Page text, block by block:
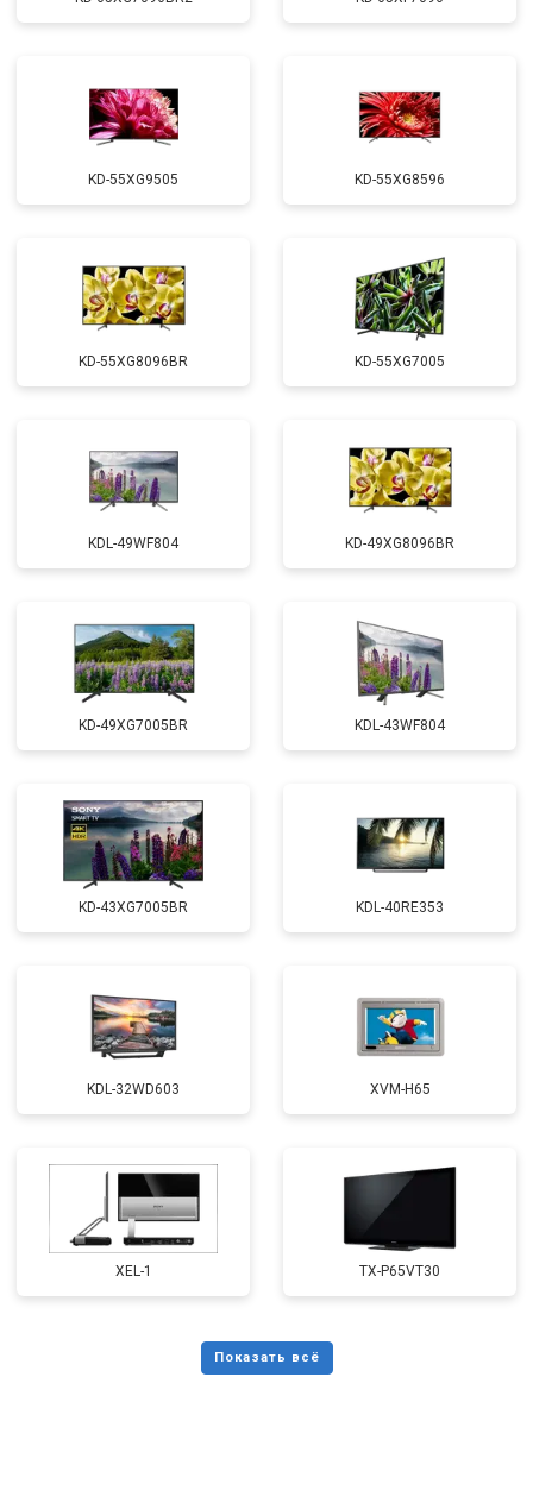
KD-55XG9505 KD-55XG8596
KD-55XG8096BR KD-55XG7005
KDL-49WF804 KD-49XG8096BR
KD-49XG7005BR KDL-43WF804
KD-43XG7005BR KDL-40RE353
KDL-32WD603 XVM-H65
XEL-1 TX-P65VT30